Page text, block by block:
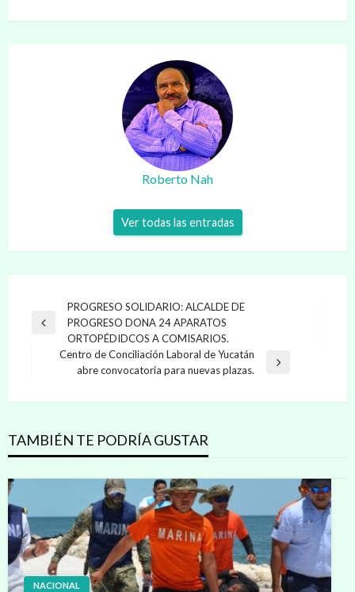
Roberto Nah
Ver todas las entradas
Navegación
de
entradas
Entrada
PROGRESO SOLIDARIO: ALCALDE DE
PROGRESO DONA 24 APARATOS
ORTOPÉDIDCOS A COMISARIOS.
Entrada
Centro de Conciliación Laboral de Yucatán
abre convocatoria para nuevas plazas.
TAMBIÉN TE PODRÍA GUSTAR
NACIONAL